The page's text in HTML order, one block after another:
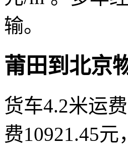
输。
莆田到北京
货车4.2米运
费10921.45